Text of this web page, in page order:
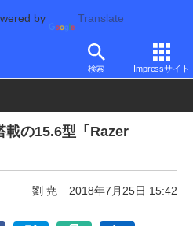
by Translate
検索 Impressサイト
/スマートフォン ゲーミングノー
載の15.6型「Razer
劉 尭 2018年7月25日 15:42